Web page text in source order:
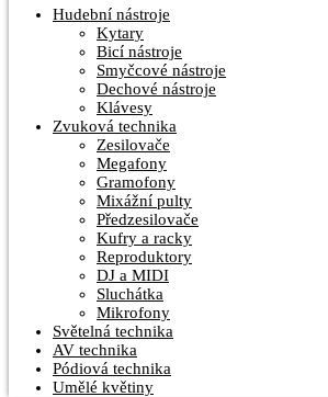
Hudební nástroje
Kytary
Bicí nástroje
Smyčcové nástroje
Dechové nástroje
Klávesy
Zvuková technika
Zesilovače
Megafony
Gramofony
Mixážní pulty
Předzesilovače
Kufry a racky
Reproduktory
DJ a MIDI
Sluchátka
Mikrofony
Světelná technika
AV technika
Pódiová technika
Umělé květiny